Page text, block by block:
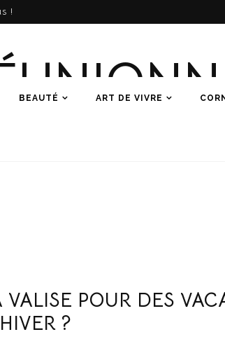
!
BEAUTÉ ART DE VIVRE
POUR DES
?